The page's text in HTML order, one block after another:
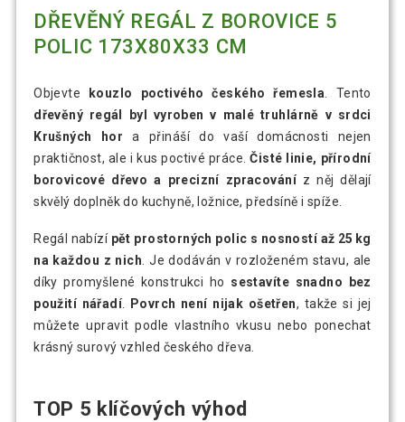
DŘEVĚNÝ REGÁL Z BOROVICE 5
POLIC 173X80X33 CM
Objevte kouzlo poctivého českého řemesla. Tento
dřevěný regál byl vyroben v malé truhlárně v srdci
Krušných hor a přináší do vaší domácnosti nejen
praktičnost, ale i kus poctivé práce.Čisté linie, přírodní
borovicové dřevo a precizní zpracováníz něj dělají
skvělý doplněk do kuchyně, ložnice, předsíně i spíže.
Regál nabízí pět prostorných polic s nosností až 25 kg
na každou z nich . Je dodáván v rozloženém stavu, ale
díky promyšlené konstrukci ho sestavíte snadno bez
použití nářadí. Povrch není nijak ošetřen, takže si jej
můžete upravit podle vlastního vkusu nebo ponechat
krásný surový vzhled českého dřeva.
TOP 5 klíčových výhod